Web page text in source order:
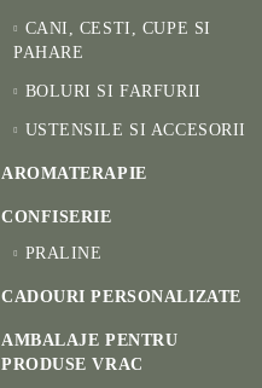
CANI, CESTI, CUPE SI
PAHARE
BOLURI SI FARFURII
USTENSILE SI ACCESORII
AROMATERAPIE
CONFISERIE
PRALINE
CADOURI PERSONALIZATE
AMBALAJE PENTRU
PRODUSE VRAC